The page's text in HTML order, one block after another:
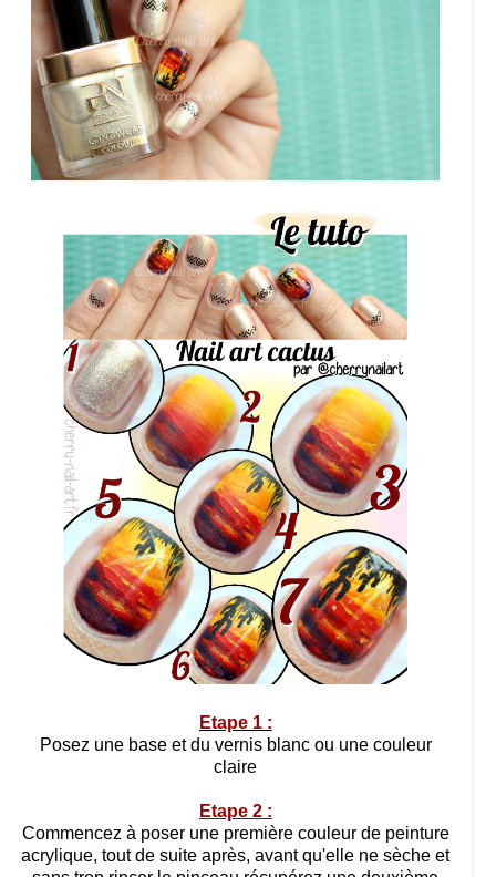
Etape 1 :
Posez une base et du vernis blanc ou une couleur
claire
Etape 2 :
Commencez à poser une première couleur de peinture
acrylique, tout de suite après, avant qu'elle ne sèche et